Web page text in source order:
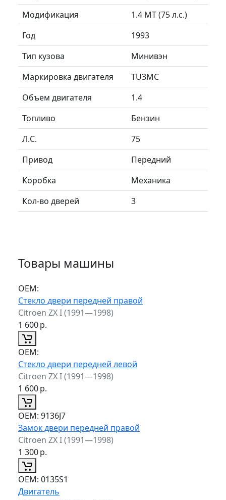
Модификация
1.4 MT (75 л.с.)
Год
1993
Тип кузова
Минивэн
Маркировка двигателя
TU3MC
Объем двигателя
1.4
Топливо
Бензин
Л.C.
75
Привод
Передний
Коробка
Механика
Кол-во дверей
3
Товары машины
ОЕМ:
Стекло двери передней правой
Citroen ZX I (1991—1998)
1 600р.
ОЕМ:
Стекло двери передней левой
Citroen ZX I (1991—1998)
1 600р.
ОЕМ: 9136J7
Замок двери передней правой
Citroen ZX I (1991—1998)
1 300р.
ОЕМ: 0135S1
Двигатель